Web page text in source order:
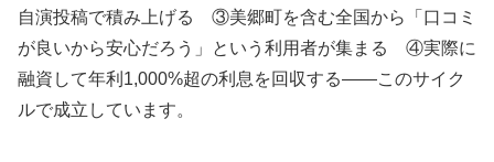
自演投稿で積み上げる ③美郷町を含む全国から「口コミ
が良いから安心だろう」という利用者が集まる ④実際に
融資して年利1,000%超の利息を回収する——このサイク
ルで成立しています。